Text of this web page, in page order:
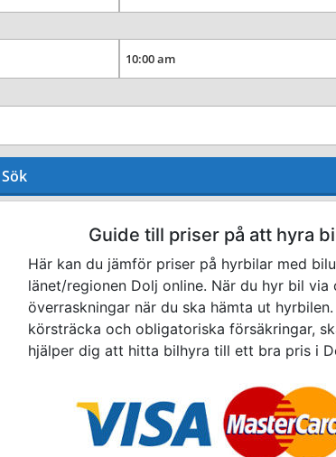
Sök
Guide till priser på att hyra
Här kan du jämför priser på hyrbilar med
länet/regionen Dolj online. När du hyr bil
överraskningar när du ska hämta ut
körsträcka och obligatoriska försäkringar,
hjälper dig att hitta bilhyra till ett bra pris i